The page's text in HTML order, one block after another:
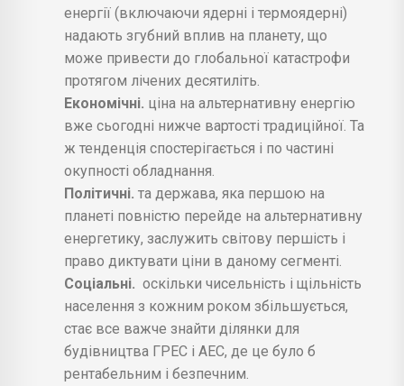
енергії (включаючи ядерні і термоядерні)
надають згубний вплив на планету, що
може привести до глобальної катастрофи
протягом лічених десятиліть.
Економічні. ціна на альтернативну енергію
вже сьогодні нижче вартості традиційної. Та
ж тенденція спостерігається і по частині
окупності обладнання.
Політичні. та держава, яка першою на
планеті повністю перейде на альтернативну
енергетику, заслужить світову першість і
право диктувати ціни в даному сегменті.
Соціальні. оскільки чисельність і щільність
населення з кожним роком збільшується,
стає все важче знайти ділянки для
будівництва ГРЕС і АЕС, де це було б
рентабельним і безпечним.